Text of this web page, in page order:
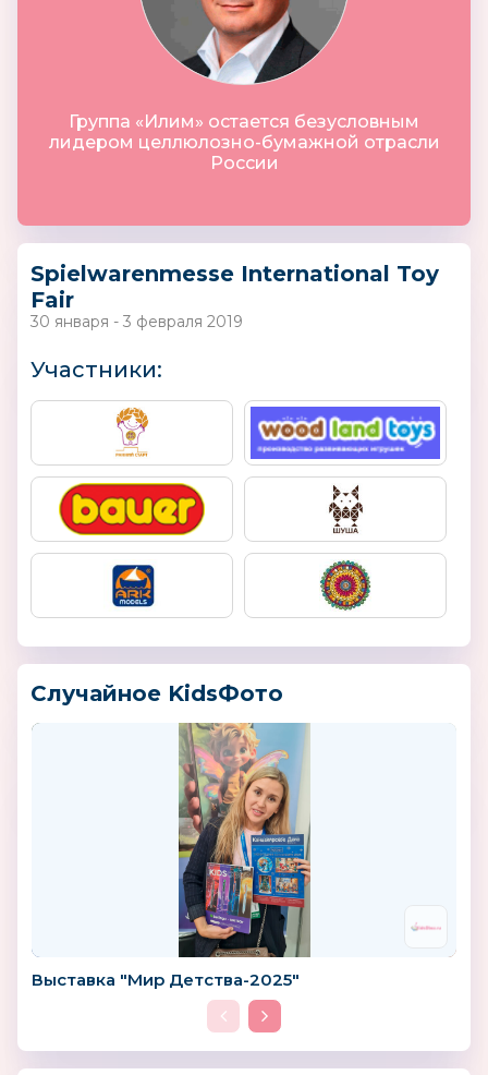
Группа «Илим» остается безусловным
лидером целлюлозно-бумажной отрасли
России
Spielwarenmesse International Toy
Fair
30 января - 3 февраля 2019
Участники:
Случайное KidsФото
Выставка "Мир Детства-2025"